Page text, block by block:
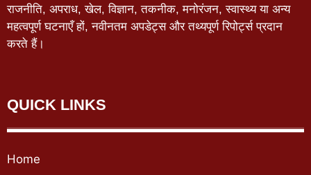
राजनीति, अपराध, खेल, विज्ञान, तकनीक, मनोरंजन, स्वास्थ्य या अन्य
महत्वपूर्ण घटनाएँ हों, नवीनतम अपडेट्स और तथ्यपूर्ण रिपोर्ट्स प्रदान
करते हैं।
QUICK LINKS
Home